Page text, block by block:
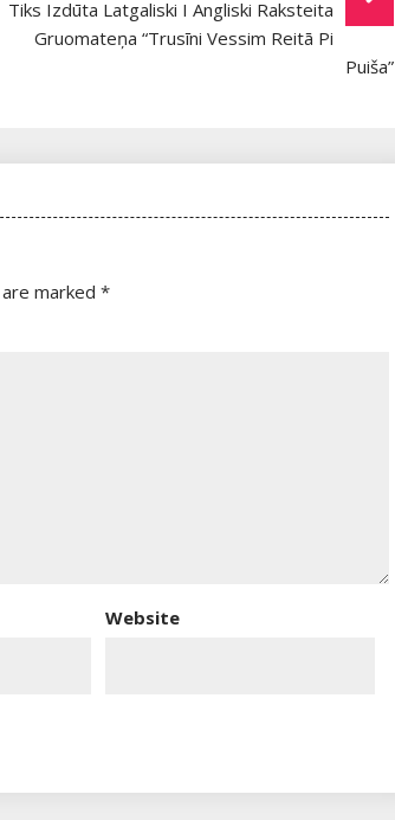
Tiks Izdūta Latgaliski I Angliski Raksteita
Gruomateņa “Trusīni Vessim Reitā Pi
Puiša”
marked *
Website